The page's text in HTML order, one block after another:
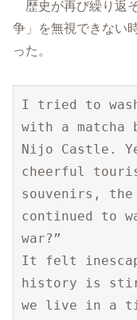
歴史が再び繰り返
争」を無視できない
った。
I tried to wash
with a
Nijo Castle.
cheerful
souvenirs, the
continued to
war?”
It felt
history is
we live in a